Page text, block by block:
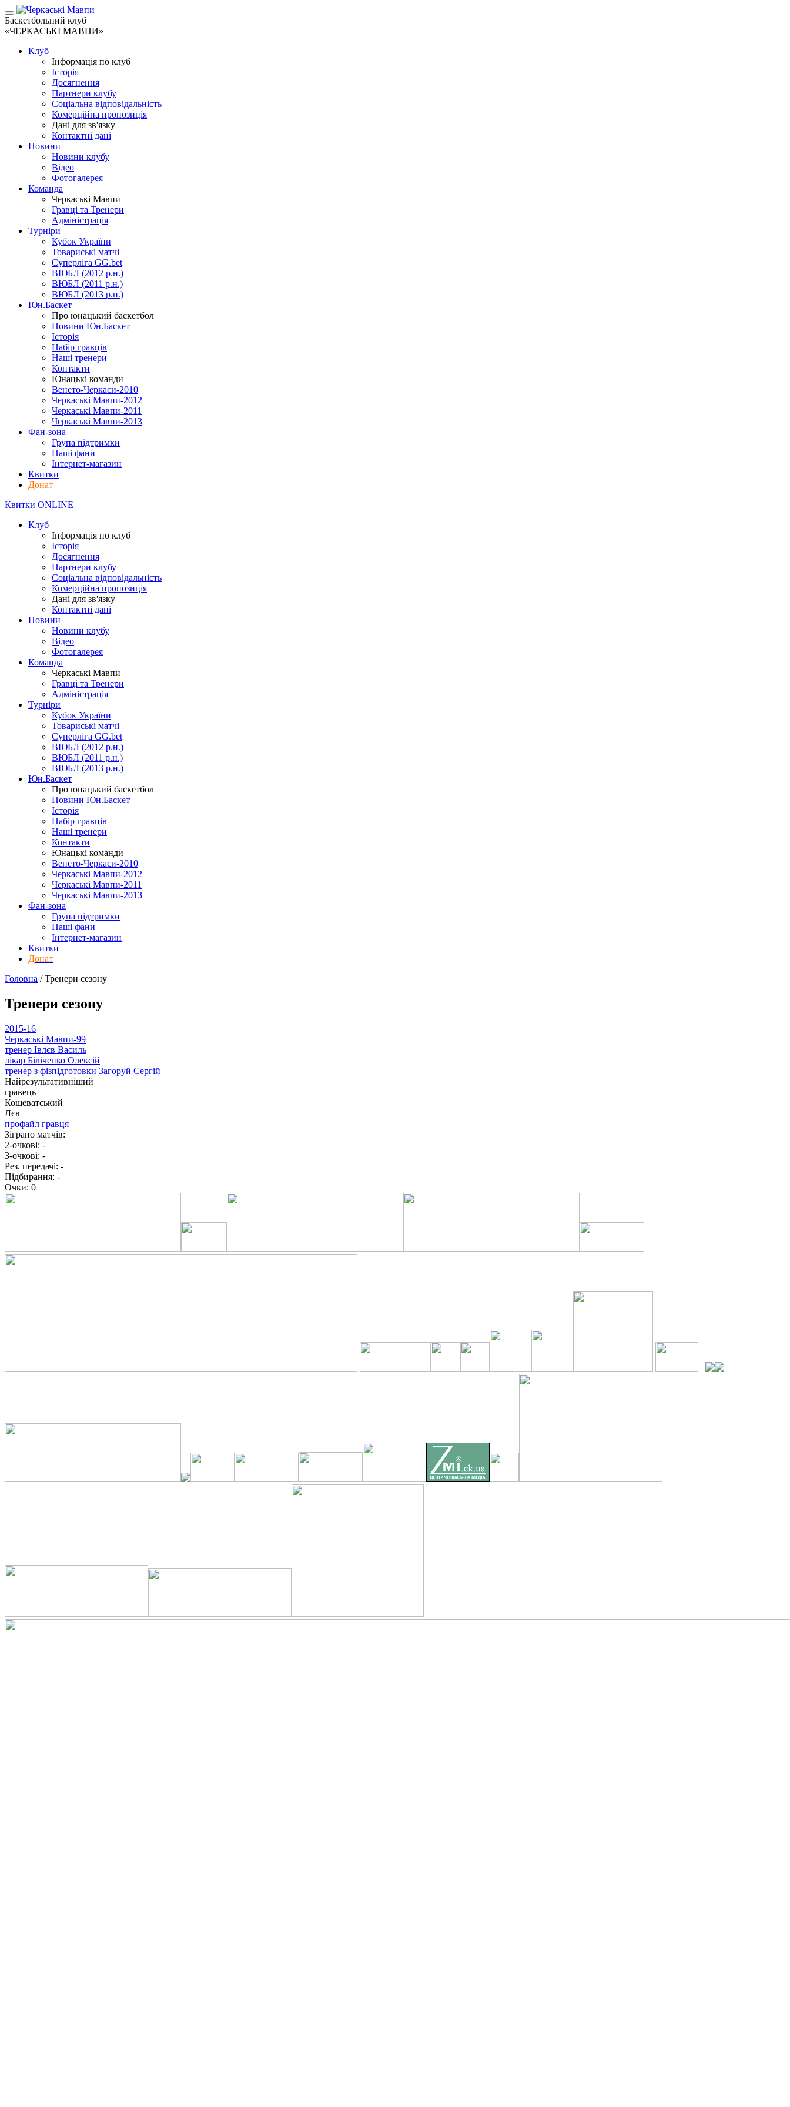
Баскетбольний клуб
«ЧЕРКАСЬКІ МАВПИ»
Клуб
Інформація по клуб
Історія
Досягнення
Партнери клубу
Соціальна відповідальність
Комерційна пропозиція
Дані для зв'язку
Контактні дані
Новини
Новини клубу
Відео
Фотогалерея
Команда
Черкаські Мавпи
Гравці та Тренери
Адміністрація
Турніри
Кубок України
Товариські матчі
Суперліга GG.bet
ВЮБЛ (2012 р.н.)
ВЮБЛ (2011 р.н.)
ВЮБЛ (2013 р.н.)
Юн.Баскет
Про юнацький баскетбол
Новини Юн.Баскет
Історія
Набір гравців
Наші тренери
Контакти
Юнацькі команди
Венето-Черкаси-2010
Черкаські Мавпи-2012
Черкаські Мавпи-2011
Черкаські Мавпи-2013
Фан-зона
Група підтримки
Наші фани
Інтернет-магазин
Квитки
Донат
Квитки ONLINE
Клуб
Інформація по клуб
Історія
Досягнення
Партнери клубу
Соціальна відповідальність
Комерційна пропозиція
Дані для зв'язку
Контактні дані
Новини
Новини клубу
Відео
Фотогалерея
Команда
Черкаські Мавпи
Гравці та Тренери
Адміністрація
Турніри
Кубок України
Товариські матчі
Суперліга GG.bet
ВЮБЛ (2012 р.н.)
ВЮБЛ (2011 р.н.)
ВЮБЛ (2013 р.н.)
Юн.Баскет
Про юнацький баскетбол
Новини Юн.Баскет
Історія
Набір гравців
Наші тренери
Контакти
Юнацькі команди
Венето-Черкаси-2010
Черкаські Мавпи-2012
Черкаські Мавпи-2011
Черкаські Мавпи-2013
Фан-зона
Група підтримки
Наші фани
Інтернет-магазин
Квитки
Донат
Головна /Тренери сезону
Тренери сезону
2015-16
Черкаські Мавпи-99
тренер Івлєв Василь
лікар Біліченко Олексій
тренер з фізпідготовки Загоруй Сергій
Найрезультативніший
гравець
Кошеватський
Лєв
профайл гравця
Зіграно матчів:
2-очкові: -
3-очкові: -
Рез. передачі: -
Підбирання: -
Очки: 0